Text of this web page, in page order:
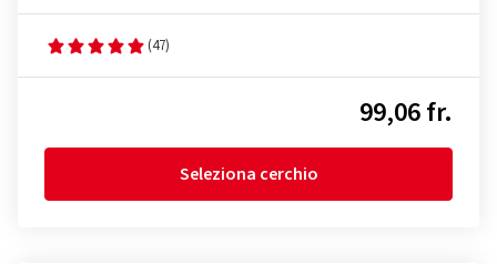
(47)
99,06 fr.
Seleziona cerchio